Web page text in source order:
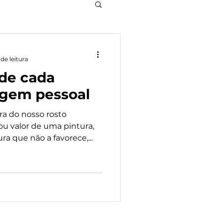
cada
pessoal
do nosso rosto
valor de uma pintura,
que não a favorece,...
leitura